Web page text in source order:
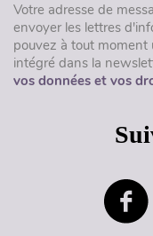
Votre adresse de
envoyer les lettres
pouvez à tout moment
intégré dans la
vos données et vos